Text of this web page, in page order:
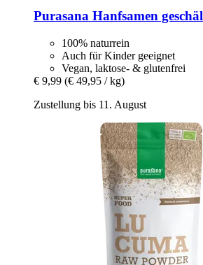
Purasana Hanfsamen
100% naturrein
Auch für Kinder geeignet
Vegan, laktose- & glutenfrei
€ 9,99 (€ 49,95 / kg)
Zustellung bis 11. August